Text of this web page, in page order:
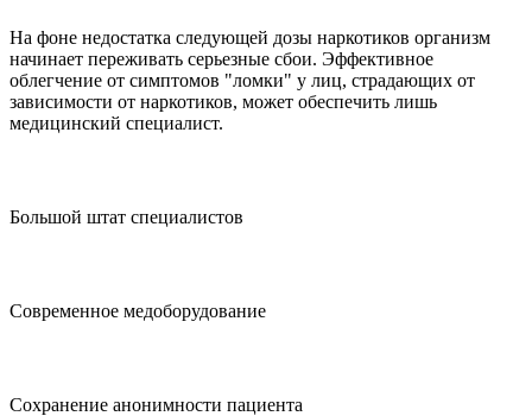
На фоне недостатка следующей дозы наркотиков организм
начинает переживать серьезные сбои. Эффективное
облегчение от симптомов "ломки" у лиц, страдающих от
зависимости от наркотиков, может обеспечить лишь
медицинский специалист.
Большой штат специалистов
Современное медоборудование
Сохранение анонимности пациента